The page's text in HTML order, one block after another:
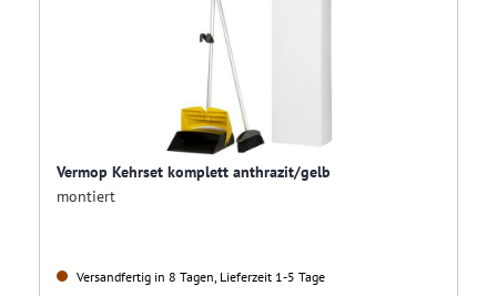
Vermop Kehrset komplett anthrazit/gelb
montiert
Versandfertig in 8 Tagen, Lieferzeit 1-5 Tage